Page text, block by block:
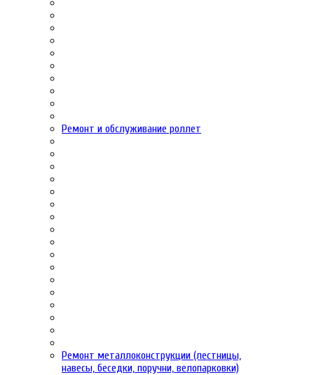
Ремонт и обслуживание роллет
Ремонт металлоконструкции (лестницы,
навесы, беседки, поручни, велопарковки)